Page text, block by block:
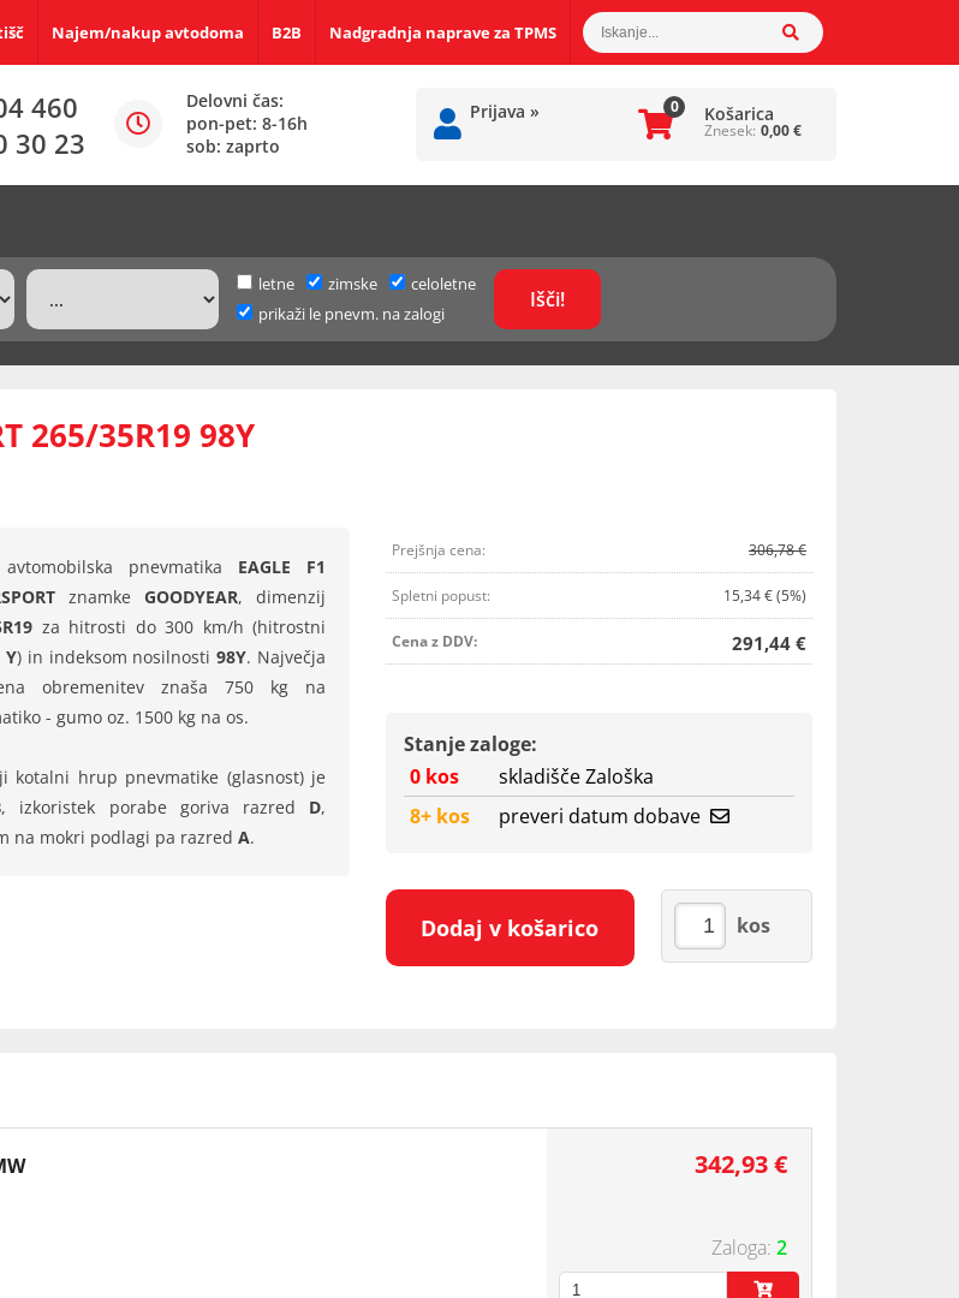
Najem/nakup avtodoma B2B Nadgradnja naprave za TPMS
460
30 23
Delovni čas:
pon-pet: 8-16h
sob: zaprto
Prijava » Košarica
0
Znesek: 0,00€
letne zimske
celoletne
prikaži le pnevm. na zalogi
265/35R19 98Y
pnevmatika EAGLE F1
znamkeGOODYEAR, dimenzij
za hitrosti do 300 km/h (hitrostni
Y) in indeksom nosilnosti98Y. Največja
obremenitev znaša 750 kg na
- gumo oz. 1500 kg na os.
kotalni hrup pnevmatike (glasnost) je
, izkoristek porabe goriva razred D,
na mokri podlagi pa razred A.
Prejšnja cena: 306,78 €
Spletni popust: 15,34 € (5%)
Cena z DDV: 291,44 €
Stanje zaloge:
0 kos
skladišče Zaloška
8+ kos
preveri datum dobave
Dodaj v košarico kos
342,93 €
2